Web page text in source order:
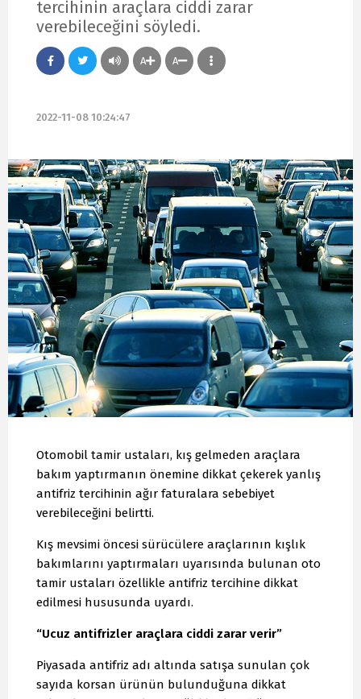
tercihinin araçlara ciddi zarar
verebileceğini söyledi.
A A
2022-11-08 10:24:47
Otomobil tamir ustaları, kış gelmeden araçlara
bakım yaptırmanın önemine dikkat çekerek yanlış
antifriz tercihinin ağır faturalara sebebiyet
verebileceğini belirtti.
Kış mevsimi öncesi sürücülere araçlarının kışlık
bakımlarını yaptırmaları uyarısında bulunan oto
tamir ustaları özellikle antifriz tercihine dikkat
edilmesi hususunda uyardı.
“Ucuz antifrizler araçlara ciddi zarar verir”
Piyasada antifriz adı altında satışa sunulan çok
sayıda korsan ürünün bulunduğuna dikkat